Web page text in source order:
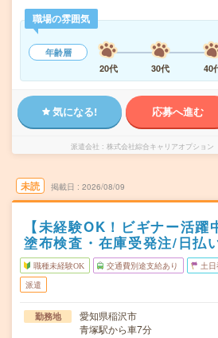
職場の雰囲気
年齢層
20代
30代 40
気になる! 応募へ進む
派遣会社 株式会社綜合キャリアオプション
未読 掲載日 2026/08/09
【未経験OK！ビギナー活躍
塗布検査・在庫受発注/日払
職種未経験OK 交通費別途支給あり 土
派遣
勤務地
愛知県稲沢市
青塚駅から車7分